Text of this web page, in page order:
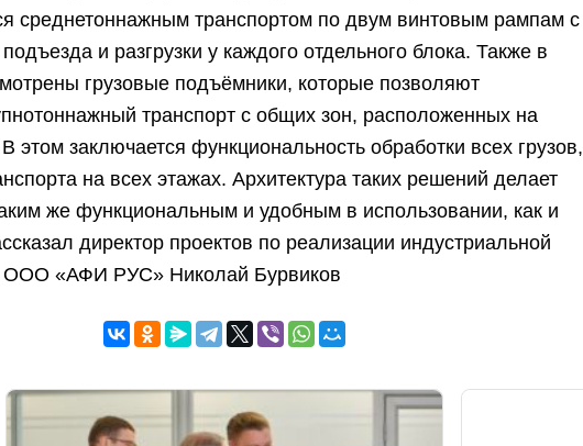
среднетоннажным транспортом по двум винтовым рампам с
и разгрузки у каждого отдельного блока. Также в
грузовые подъёмники, которые позволяют
транспорт с общих зон, расположенных на
этом заключается функциональность обработки всех грузов,
на всех этажах. Архитектура таких решений делает
же функциональным и удобным в использовании, как и
директор проектов по реализации индустриальной
ООО «АФИ РУС» Николай Бурвиков